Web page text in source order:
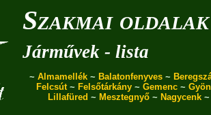
Szakmai oldalak
Járművek - lista
~ Almamellék ~ Balatonfenyves ~
Felcsút~ Felsőtárkány ~ Gemenc ~
Lillafüred ~ Mesztegnyő~ Nagycenk